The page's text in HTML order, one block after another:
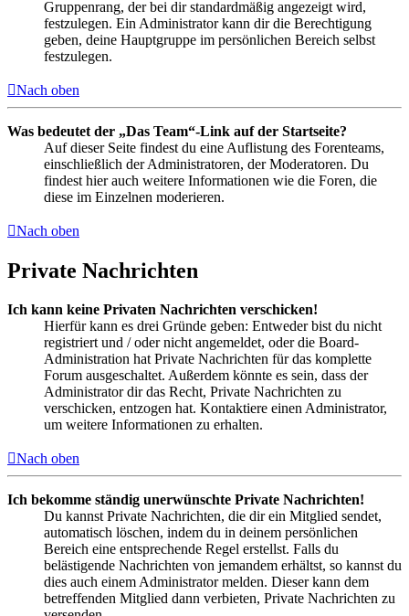
Gruppenrang, der bei dir standardmäßig angezeigt wird,
festzulegen. Ein Administrator kann dir die Berechtigung
geben, deine Hauptgruppe im persönlichen Bereich selbst
festzulegen.
Nach oben
Was bedeutet der „Das Team“-Link auf der Startseite?
Auf dieser Seite findest du eine Auflistung des Forenteams,
einschließlich der Administratoren, der Moderatoren. Du
findest hier auch weitere Informationen wie die Foren, die
diese im Einzelnen moderieren.
Nach oben
Private Nachrichten
Ich kann keine Privaten Nachrichten verschicken!
Hierfür kann es drei Gründe geben: Entweder bist du nicht
registriert und / oder nicht angemeldet, oder die Board-
Administration hat Private Nachrichten für das komplette
Forum ausgeschaltet. Außerdem könnte es sein, dass der
Administrator dir das Recht, Private Nachrichten zu
verschicken, entzogen hat. Kontaktiere einen Administrator,
um weitere Informationen zu erhalten.
Nach oben
Ich bekomme ständig unerwünschte Private Nachrichten!
Du kannst Private Nachrichten, die dir ein Mitglied sendet,
automatisch löschen, indem du in deinem persönlichen
Bereich eine entsprechende Regel erstellst. Falls du
belästigende Nachrichten von jemandem erhältst, so kannst du
dies auch einem Administrator melden. Dieser kann dem
betreffenden Mitglied dann verbieten, Private Nachrichten zu